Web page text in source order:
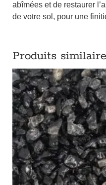
abîmées et de restaurer
de votre sol, pour une
Produits